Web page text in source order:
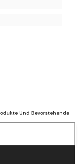
Und Bevorstehende